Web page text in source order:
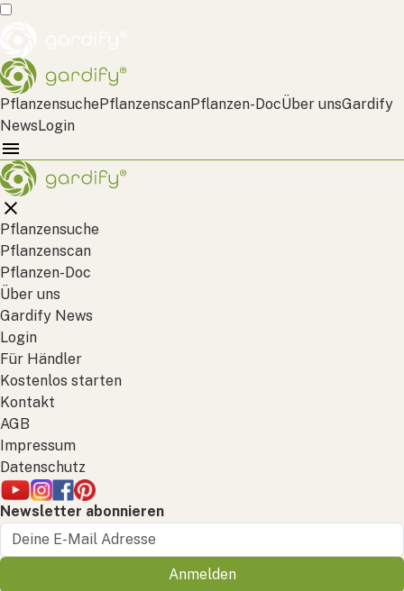
PflanzensuchePflanzenscanPflanzen-DocÜber unsGardify
NewsLogin
Pflanzensuche
Pflanzenscan
Pflanzen-Doc
Über uns
Gardify News
Login
Für Händler
Kostenlos starten
Kontakt
AGB
Impressum
Datenschutz
Newsletter abonnieren
Anmelden